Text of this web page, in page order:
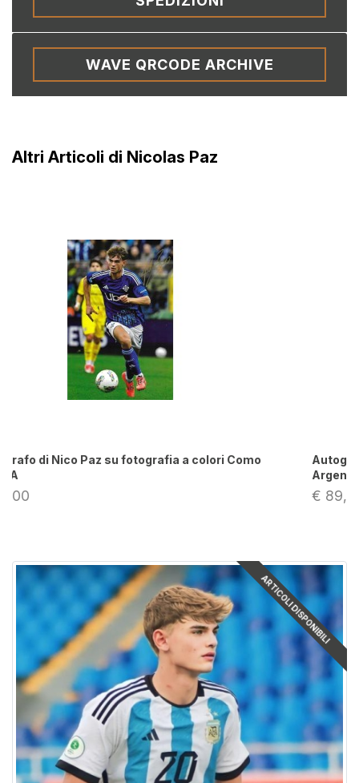
ARTICOLI DISPONIBILI
WAVE QRCODE ARCHIVE
Altri Articoli di Nicolas Paz
Autografo di Nico Paz su fotografia Nazionale